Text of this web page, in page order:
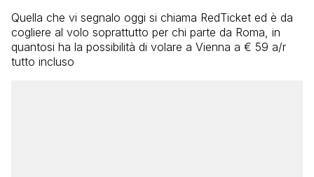
Quella che vi segnalo oggi si chiama RedTicket ed è da
cogliere al volo soprattutto per chi parte da Roma, in
quantosi ha la possibilità di volare a Vienna a € 59 a/r
tutto incluso